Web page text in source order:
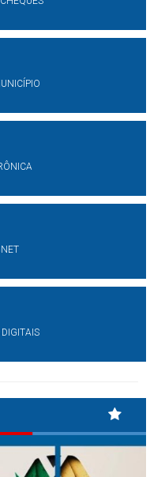
DIGITAIS